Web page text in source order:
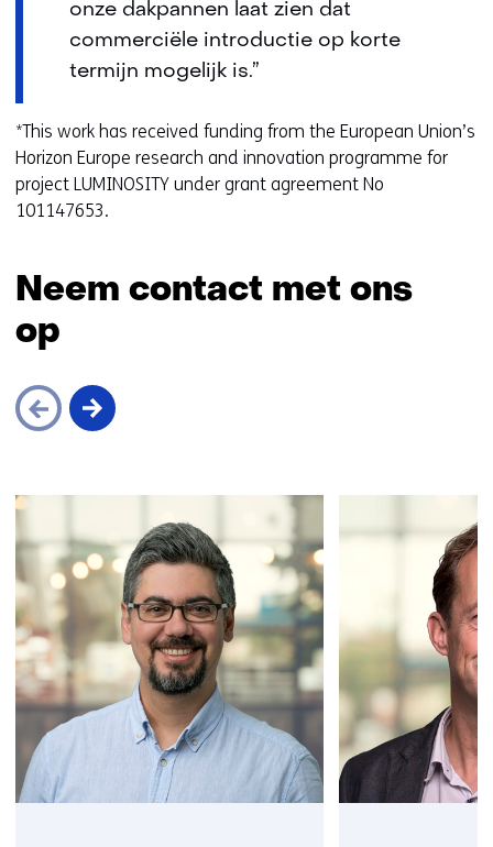
onze dakpannen laat zien dat
commerciële introductie op korte
termijn mogelijk is.”
*This work has received funding from the European Union’s
Horizon Europe research and innovation programme for
project LUMINOSITY under grant agreement No
101147653.
Neem contact met ons
op
navigatie
(Neem
contact
met
ons
op)